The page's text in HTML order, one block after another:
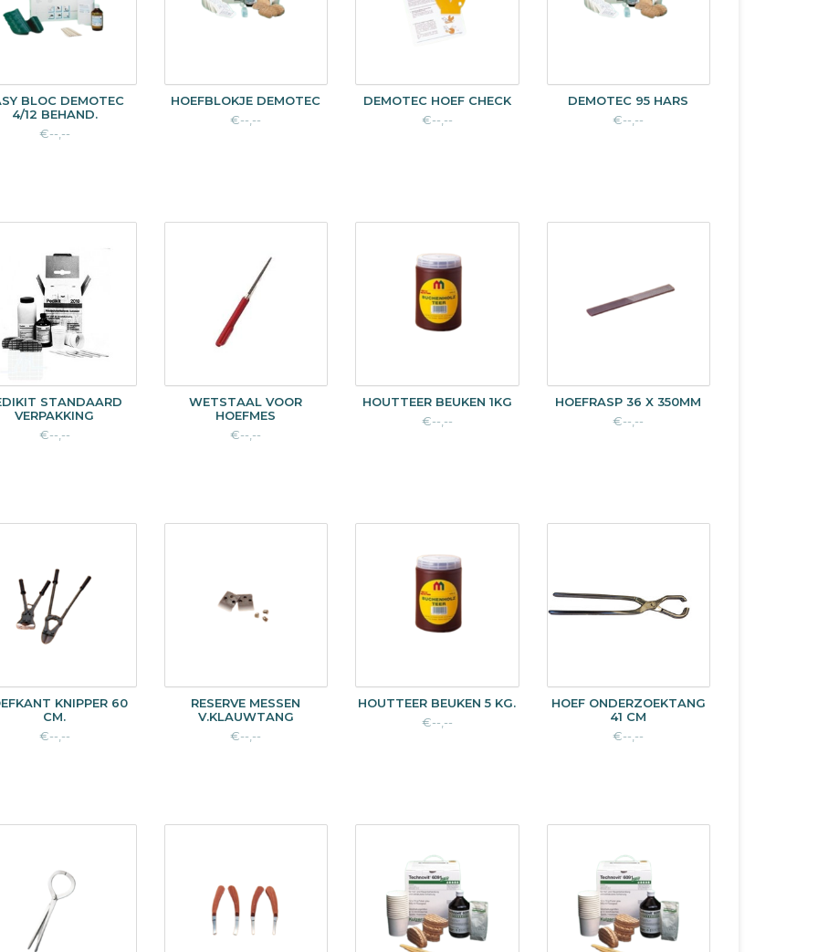
BLOC DEMOTEC
4/12 BEHAND.
€--,--
HOEFBLOKJE DEMOTEC
€--,--
DEMOTEC HOEF CHECK
€--,--
DEMOTEC 95 HARS
€--,--
STANDAARD
VERPAKKING
€--,--
WETSTAAL VOOR
HOEFMES
€--,--
HOUTTEER BEUKEN 1KG
€--,--
HOEFRASP 36 X 350MM
€--,--
KNIPPER 60
CM.
€--,--
RESERVE MESSEN
V.KLAUWTANG
€--,--
HOUTTEER BEUKEN 5 KG.
€--,--
HOEF ONDERZOEKTANG
41 CM
€--,--